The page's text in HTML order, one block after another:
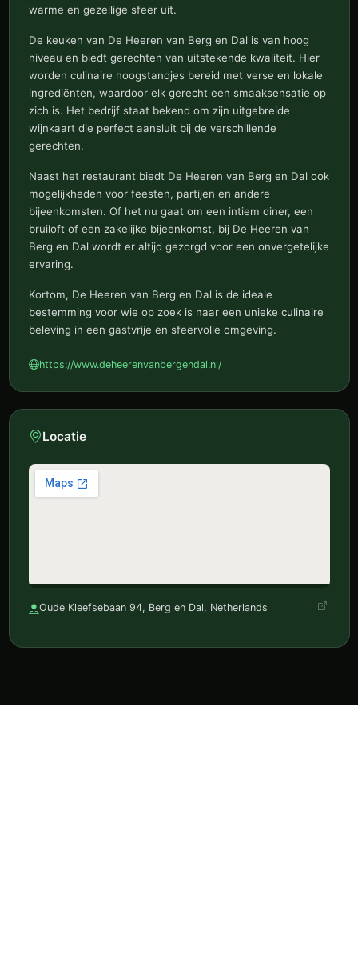
warme en gezellige sfeer uit.
De keuken van De Heeren van Berg en Dal is van hoog
niveau en biedt gerechten van uitstekende kwaliteit. Hier
worden culinaire hoogstandjes bereid met verse en lokale
ingrediënten, waardoor elk gerecht een smaaksensatie op
zich is. Het bedrijf staat bekend om zijn uitgebreide
wijnkaart die perfect aansluit bij de verschillende
gerechten.
Naast het restaurant biedt De Heeren van Berg en Dal ook
mogelijkheden voor feesten, partijen en andere
bijeenkomsten. Of het nu gaat om een intiem diner, een
bruiloft of een zakelijke bijeenkomst, bij De Heeren van
Berg en Dal wordt er altijd gezorgd voor een onvergetelijke
ervaring.
Kortom, De Heeren van Berg en Dal is de ideale
bestemming voor wie op zoek is naar een unieke culinaire
beleving in een gastvrije en sfeervolle omgeving.
https://www.deheerenvanbergendal.nl/
Locatie
Oude Kleefsebaan 94, Berg en Dal, Netherlands